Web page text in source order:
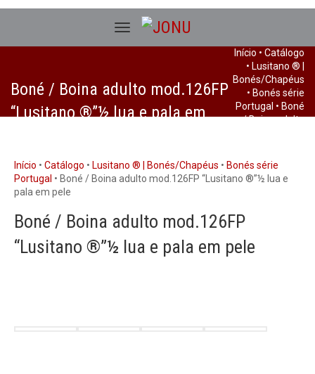
Boné / Boina adulto mod.126FP
“Lusitano ®”½ lua e pala em
Início • Catálogo
• Lusitano ® |
Bonés/Chapéus
• Bonés série
Portugal • Boné
/ Boina adulto
lua e pala em
Início • Catálogo • Lusitano ® | Bonés/Chapéus • Bonés série
Portugal • Boné / Boina adulto mod.126FP “Lusitano ®”½ lua e
pala em pele
Boné / Boina adulto mod.126FP
“Lusitano ®”½ lua e pala em pele